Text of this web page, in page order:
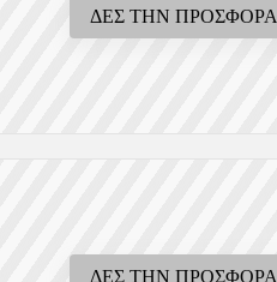
ΔΕΣ ΤΗΝ ΠΡΟΣΦΟΡΑ
ΔΕΣ ΤΗΝ ΠΡΟΣΦΟΡΑ